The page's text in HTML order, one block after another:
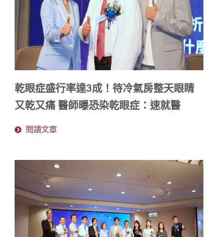
乾眼症盛行率達3成！待冷氣房整天眼睛
又乾又痛 醫師曝恐染乾眼症：速就醫
閱讀文章